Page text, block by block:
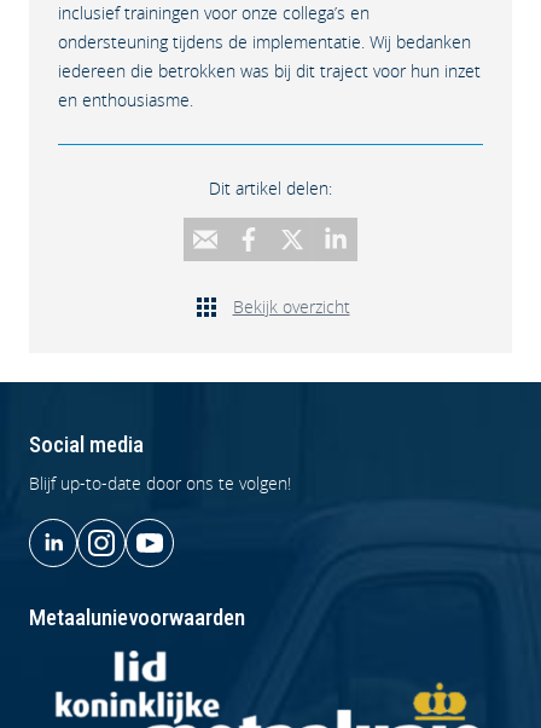
inclusief trainingen voor onze collega’s en
ondersteuning tijdens de implementatie. Wij bedanken
iedereen die betrokken was bij dit traject voor hun inzet
en enthousiasme.
Dit artikel delen:
Bekijk overzicht
Social media
Blijf up-to-date door ons te volgen!
Metaalunievoorwaarden